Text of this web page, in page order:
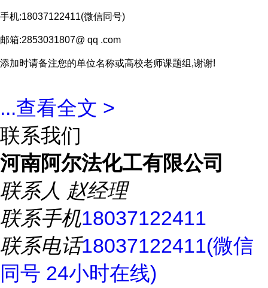
手机:18037122411(微信同号)
邮箱:2853031807@ qq .com
添加时请备注您的单位名称或高校老师课题组,谢谢!
...查看全文 >
联系我们
河南阿尔法化工有限公司
联系人 赵经理
联系手机18037122411
联系电话18037122411(微信
同号 24小时在线)